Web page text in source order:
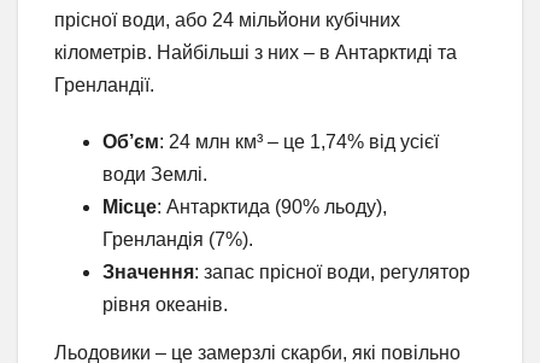
прісної води, або 24 мільйони кубічних
кілометрів. Найбільші з них – в Антарктиді та
Гренландії.
Об’єм: 24 млн км³ – це 1,74% від усієї
води Землі.
Місце: Антарктида (90% льоду),
Гренландія (7%).
Значення: запас прісної води, регулятор
рівня океанів.
Льодовики – це замерзлі скарби, які повільно